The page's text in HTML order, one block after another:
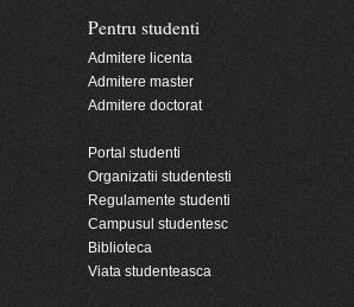
Pentru studenti
Admitere licenta
Admitere master
Admitere doctorat
Portal studenti
Organizatii studentesti
Regulamente studenti
Campusul studentesc
Biblioteca
Viata studenteasca